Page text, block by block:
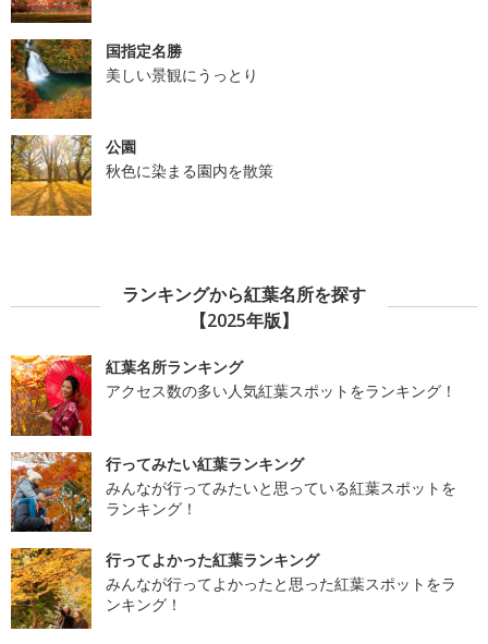
国指定名勝
美しい景観にうっとり
公園
秋色に染まる園内を散策
ランキングから紅葉名所を探す
【2025年版】
紅葉名所ランキング
アクセス数の多い人気紅葉スポットをランキング！
行ってみたい紅葉ランキング
みんなが行ってみたいと思っている紅葉スポットを
ランキング！
行ってよかった紅葉ランキング
みんなが行ってよかったと思った紅葉スポットをラ
ンキング！